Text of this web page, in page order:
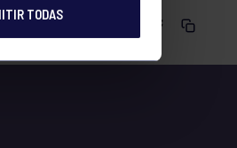
TODAS